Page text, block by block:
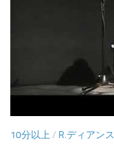
10分以上 / R.ディアンス